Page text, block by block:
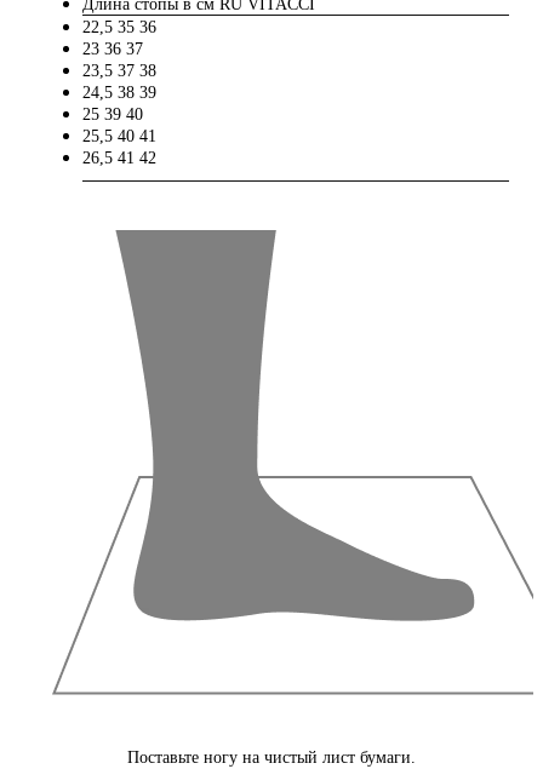
Длина стопы в см RU VITACCI
22,5 35 36
23 36 37
23,5 37 38
24,5 38 39
25 39 40
25,5 40 41
26,5 41 42
Поставьте ногу на чистый лист бумаги.